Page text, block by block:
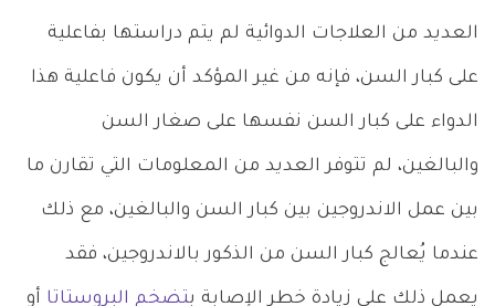
العديد من العلاجات الدوائية لم يتم دراستها بفاعلية
على كبار السن، فإنه من غير المؤكد أن يكون فاعلية هذا
الدواء على كبار السن نفسها على صغار السن
والبالغين، لم تتوفر العديد من المعلومات التي تقارن ما
بين عمل الاندروجين بين كبار السن والبالغين، مع ذلك
عندما يُعالج كبار السن من الذكور بالاندروجين، فقد
يعمل ذلك على زيادة خطر الإصابة بتضخم البروستاتا أو